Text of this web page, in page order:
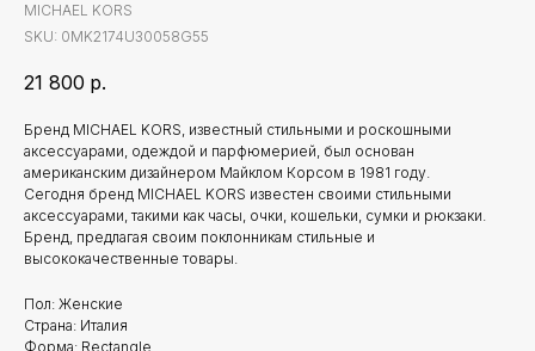
MICHAEL KORS
SKU: 0MK2174U30058G55
21 800 р.
Бренд MICHAEL KORS, известный стильными и роскошными
аксессуарами, одеждой и парфюмерией, был основан
американским дизайнером Майклом Корсом в 1981 году.
Сегодня бренд MICHAEL KORS известен своими стильными
аксессуарами, такими как часы, очки, кошельки, сумки и рюкзаки.
Бренд, предлагая своим поклонникам стильные и
высококачественные товары.
Пол: Женские
Страна: Италия
Форма: Rectangle